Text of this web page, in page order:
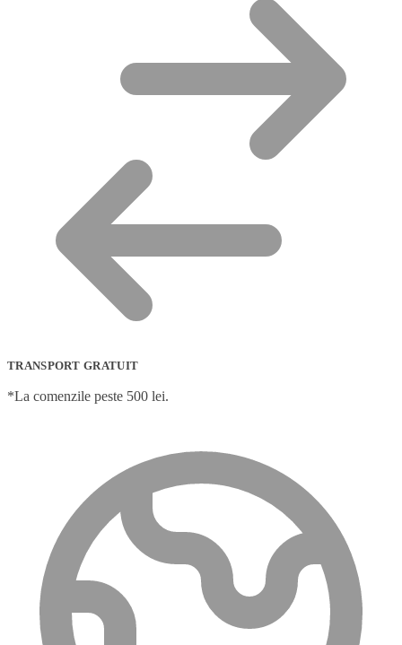
TRANSPORT GRATUIT
*La comenzile peste 500 lei.